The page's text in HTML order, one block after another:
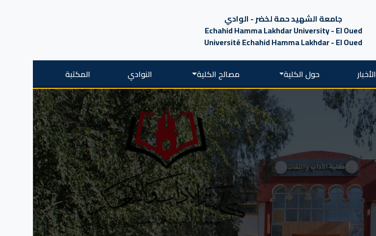
جامعة الشهيد حمة لخضر - الوادي
Echahid Hamma Lakhdar University - El Oued
Université Echahid Hamma Lakhdar - El Oued
الأخبار حول الكلية مصالح الكلية النوادي المكتبة